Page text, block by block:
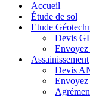
navigationAccueil
Étude de sol
Etude
Devis
Envoyez
Assainissement
Devis
Envoyez